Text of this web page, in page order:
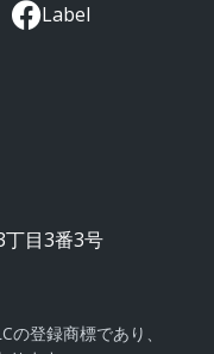
Label
目3番3号
登録商標であり、